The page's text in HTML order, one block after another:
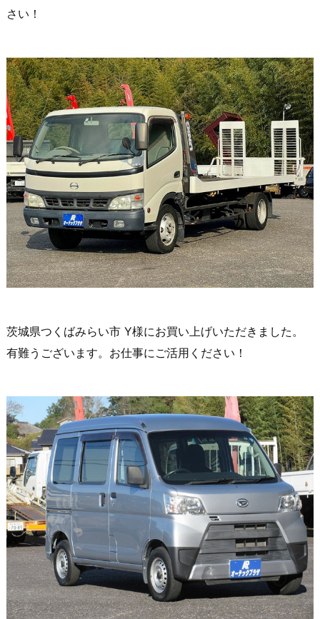
さい！
茨城県つくばみらい市 Y様にお買い上げいただきました。
有難うございます。お仕事にご活用ください！